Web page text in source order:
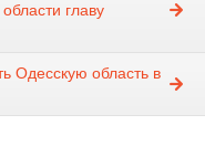
главу
Одесскую область в